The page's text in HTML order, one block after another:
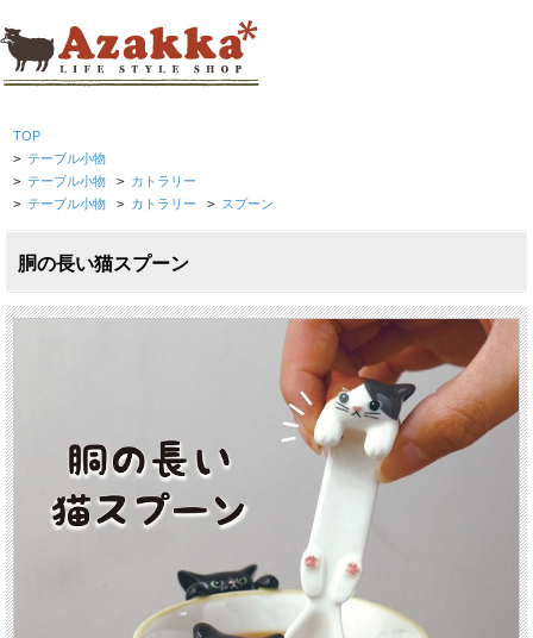
TOP
> テーブル小物
> テーブル小物 > カトラリー
> テーブル小物 > カトラリー > スプーン
胴の長い猫スプーン